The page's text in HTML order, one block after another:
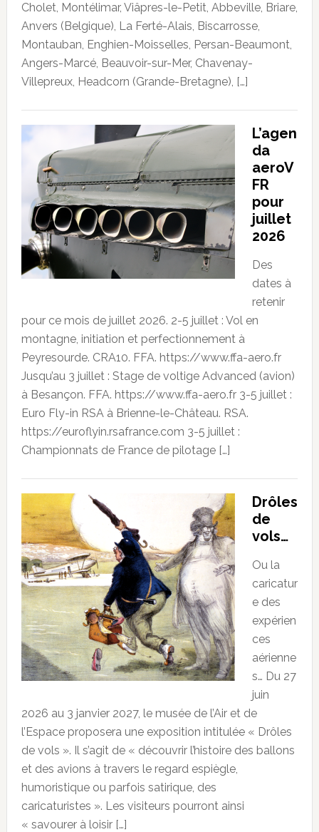
Cholet, Montélimar, Viâpres-le-Petit, Abbeville, Briare,
Anvers (Belgique), La Ferté-Alais, Biscarrosse,
Montauban, Enghien-Moisselles, Persan-Beaumont,
Angers-Marcé, Beauvoir-sur-Mer, Chavenay-
Villepreux, Headcorn (Grande-Bretagne), […]
L’agen
da
aeroV
FR
pour
juillet
2026
Des
dates à
retenir
pour ce mois de juillet 2026. 2-5 juillet : Vol en
montagne, initiation et perfectionnement à
Peyresourde. CRA10. FFA. https://www.ffa-aero.fr
Jusqu’au 3 juillet : Stage de voltige Advanced (avion)
à Besançon. FFA. https://www.ffa-aero.fr 3-5 juillet :
Euro Fly-in RSA à Brienne-le-Château. RSA.
https://euroflyin.rsafrance.com 3-5 juillet :
Championnats de France de pilotage […]
Drôles
de
vols…
Ou la
caricatur
e des
expérien
ces
aérienne
s… Du 27
juin
2026 au 3 janvier 2027, le musée de l’Air et de
l’Espace proposera une exposition intitulée « Drôles
de vols ». Il s’agit de « découvrir l’histoire des ballons
et des avions à travers le regard espiègle,
humoristique ou parfois satirique, des
caricaturistes ». Les visiteurs pourront ainsi
« savourer à loisir […]